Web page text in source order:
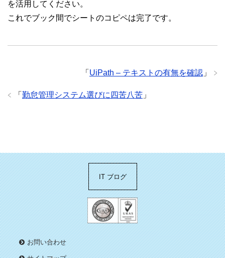
を活用してください。
これでブック間でシートのコピペは完了です。
「 UiPath – テキストの有無を確認 」
「 勤怠管理システム選びに四苦八苦 」
IT ブログ
お問い合わせ